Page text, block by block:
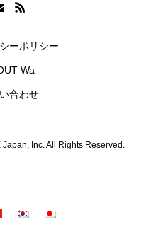
ーポリシー
Wa
合わせ
Inc. All Rights Reserved.